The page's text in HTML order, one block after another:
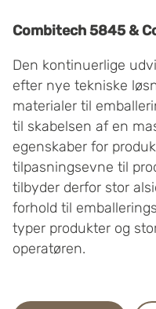
Combitech 5845 &
Den kontinuerlige
efter nye tekniske
materialer til
til skabelsen af en
egenskaber for
tilpasningsevne til
tilbyder derfor stor
forhold til
typer produkter og
operatøren.